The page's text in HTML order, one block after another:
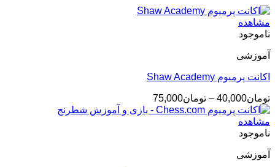
مشاهده
ناموجود
آموزشی
اکانت پرمیوم Shaw Academy
تومان40,000
– تومان75,000محدوده
قیمت:
مشاهده
ناموجود
آموزشی